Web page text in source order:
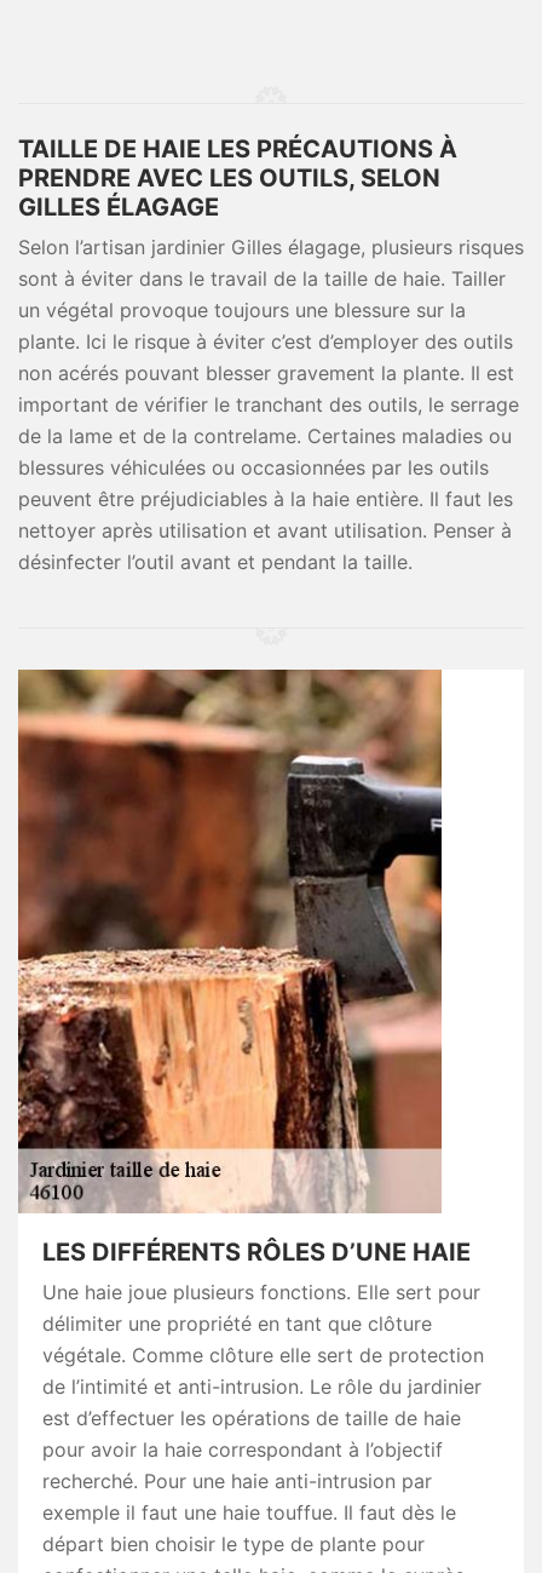
TAILLE DE HAIE LES PRÉCAUTIONS À
PRENDRE AVEC LES OUTILS, SELON
GILLES ÉLAGAGE
Selon l’artisan jardinier Gilles élagage, plusieurs risques
sont à éviter dans le travail de la taille de haie. Tailler
un végétal provoque toujours une blessure sur la
plante. Ici le risque à éviter c’est d’employer des outils
non acérés pouvant blesser gravement la plante. Il est
important de vérifier le tranchant des outils, le serrage
de la lame et de la contrelame. Certaines maladies ou
blessures véhiculées ou occasionnées par les outils
peuvent être préjudiciables à la haie entière. Il faut les
nettoyer après utilisation et avant utilisation. Penser à
désinfecter l’outil avant et pendant la taille.
LES DIFFÉRENTS RÔLES D’UNE HAIE
Une haie joue plusieurs fonctions. Elle sert pour
délimiter une propriété en tant que clôture
végétale. Comme clôture elle sert de protection
de l’intimité et anti-intrusion. Le rôle du jardinier
est d’effectuer les opérations de taille de haie
pour avoir la haie correspondant à l’objectif
recherché. Pour une haie anti-intrusion par
exemple il faut une haie touffue. Il faut dès le
départ bien choisir le type de plante pour